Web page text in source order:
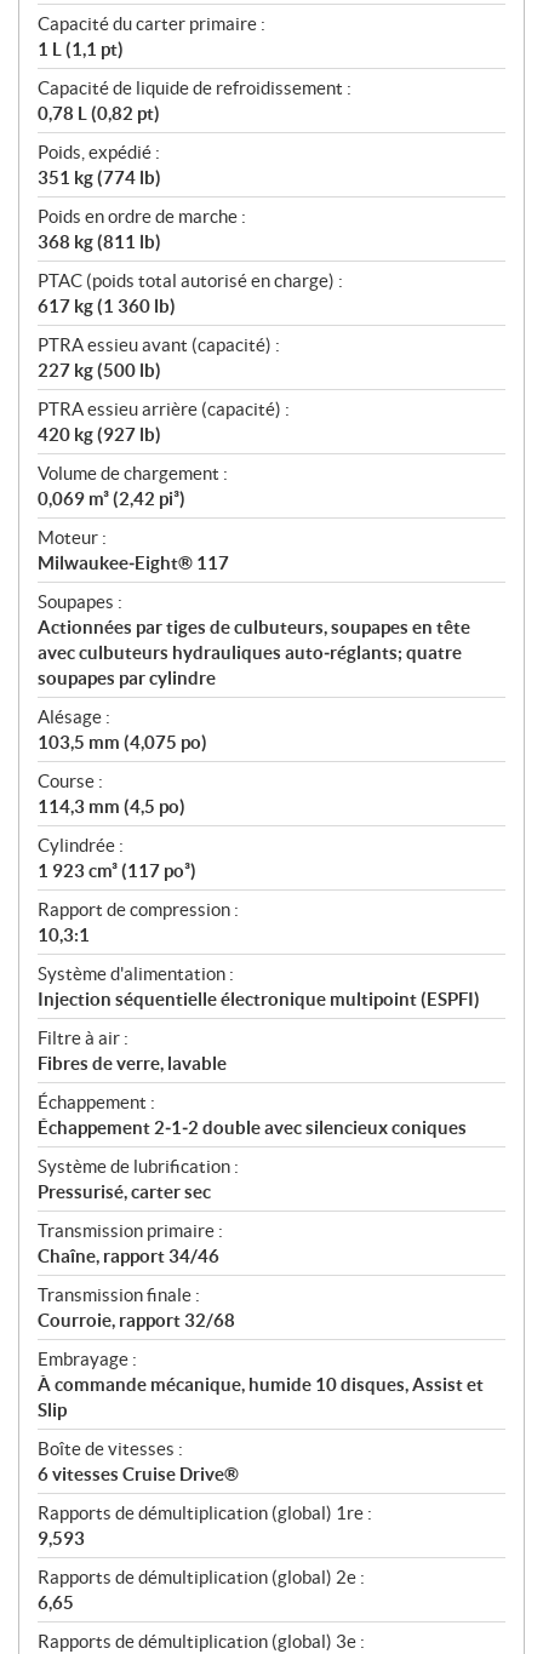
Capacité du carter primaire :
1 L (1,1 pt)
Capacité de liquide de refroidissement :
0,78 L (0,82 pt)
Poids, expédié :
351 kg (774 lb)
Poids en ordre de marche :
368 kg (811 lb)
PTAC (poids total autorisé en charge) :
617 kg (1 360 lb)
PTRA essieu avant (capacité) :
227 kg (500 lb)
PTRA essieu arrière (capacité) :
420 kg (927 lb)
Volume de chargement :
0,069 m³ (2,42 pi³)
Moteur :
Milwaukee‑Eight® 117
Soupapes :
Actionnées par tiges de culbuteurs, soupapes en tête
avec culbuteurs hydrauliques auto‑réglants; quatre
soupapes par cylindre
Alésage :
103,5 mm (4,075 po)
Course :
114,3 mm (4,5 po)
Cylindrée :
1 923 cm³ (117 po³)
Rapport de compression :
10,3:1
Système d'alimentation :
Injection séquentielle électronique multipoint (ESPFI)
Filtre à air :
Fibres de verre, lavable
Échappement :
Échappement 2‑1‑2 double avec silencieux coniques
Système de lubrification :
Pressurisé, carter sec
Transmission primaire :
Chaîne, rapport 34/46
Transmission finale :
Courroie, rapport 32/68
Embrayage :
À commande mécanique, humide 10 disques, Assist et
Slip
Boîte de vitesses :
6 vitesses Cruise Drive®
Rapports de démultiplication (global) 1re :
9,593
Rapports de démultiplication (global) 2e :
6,65
Rapports de démultiplication (global) 3e :